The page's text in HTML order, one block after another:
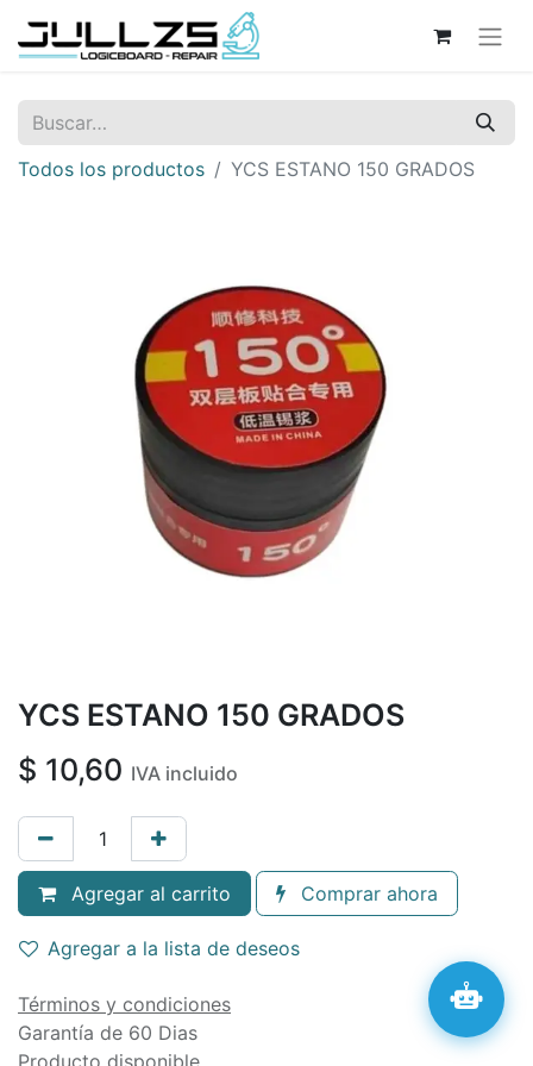
Todos los productos YCS ESTANO 150 GRADOS
YCS ESTANO 150 GRADOS
$ 10,60 IVA incluido
Agregar al carrito Comprar ahora
Agregar a la lista de deseos
Términos y condiciones
Garantía de 60 Dias
Producto disponible